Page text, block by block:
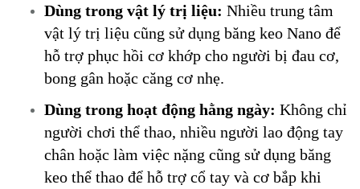
Dùng trong vật lý trị liệu: Nhiều trung tâm
vật lý trị liệu cũng sử dụng băng keo Nano để
hỗ trợ phục hồi cơ khớp cho người bị đau cơ,
bong gân hoặc căng cơ nhẹ.
Dùng trong hoạt động hằng ngày: Không chỉ
người chơi thể thao, nhiều người lao động tay
chân hoặc làm việc nặng cũng sử dụng băng
keo thể thao để hỗ trợ cổ tay và cơ bắp khi